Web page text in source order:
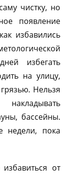
чистку, но
появление
избавились
избегать
на улицу,
Нельзя
бассейны.
недели, пока
от